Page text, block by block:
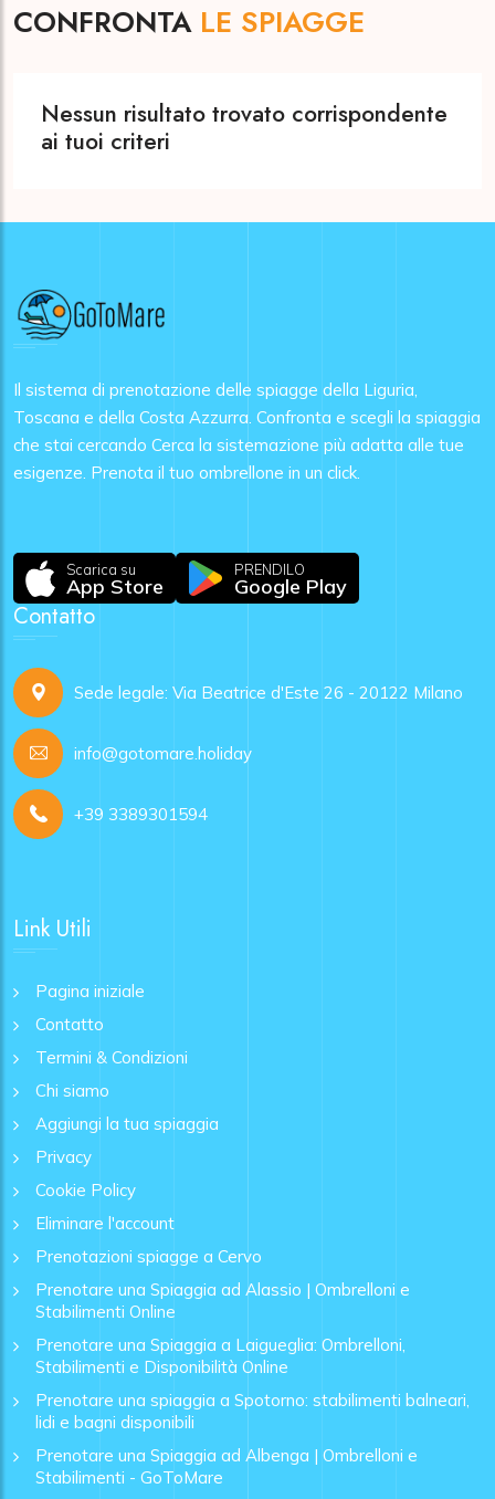
CONFRONTA LE SPIAGGE
Nessun risultato trovato corrispondente
ai tuoi criteri
Il sistema di prenotazione delle spiagge della Liguria,
Toscana e della Costa Azzurra. Confronta e scegli la spiaggia
che stai cercando Cerca la sistemazione più adatta alle tue
esigenze. Prenota il tuo ombrellone in un click.
Scarica su
App Store
PRENDILO
Google Play
Contatto
Sede legale: Via Beatrice d'Este 26 - 20122 Milano
info@gotomare.holiday
+39 3389301594
Link Utili
Pagina iniziale
Contatto
Termini & Condizioni
Chi siamo
Aggiungi la tua spiaggia
Privacy
Cookie Policy
Eliminare l'account
Prenotazioni spiagge a Cervo
Prenotare una Spiaggia ad Alassio | Ombrelloni e
Stabilimenti Online
Prenotare una Spiaggia a Laigueglia: Ombrelloni,
Stabilimenti e Disponibilità Online
Prenotare una spiaggia a Spotorno: stabilimenti balneari,
lidi e bagni disponibili
Prenotare una Spiaggia ad Albenga | Ombrelloni e
Stabilimenti - GoToMare